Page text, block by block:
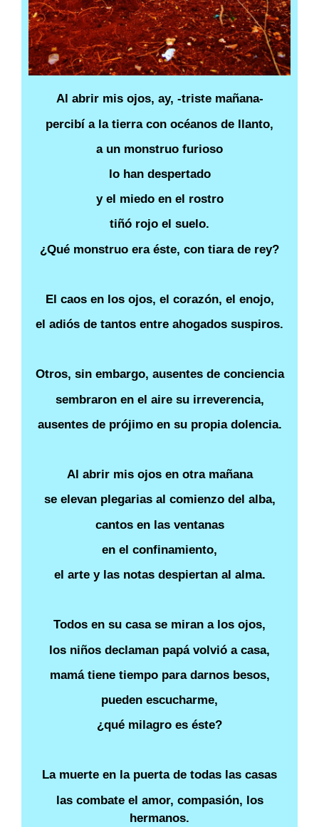
Al abrir mis ojos, ay, -triste mañana-
percibí a la tierra con océanos de llanto,
a un monstruo furioso
lo han despertado
y el miedo en el rostro
tiñó rojo el suelo.
¿Qué monstruo era éste, con tiara de rey?
El caos en los ojos, el corazón, el enojo,
el adiós de tantos entre ahogados suspiros.
Otros, sin embargo, ausentes de conciencia
sembraron en el aire su irreverencia,
ausentes de prójimo en su propia dolencia.
Al abrir mis ojos en otra mañana
se elevan plegarias al comienzo del alba,
cantos en las ventanas
en el confinamiento,
el arte y las notas despiertan al alma.
Todos en su casa se miran a los ojos,
los niños declaman papá volvió a casa,
mamá tiene tiempo para darnos besos,
pueden escucharme,
¿qué milagro es éste?
La muerte en la puerta de todas las casas
las combate el amor, compasión, los
hermanos.